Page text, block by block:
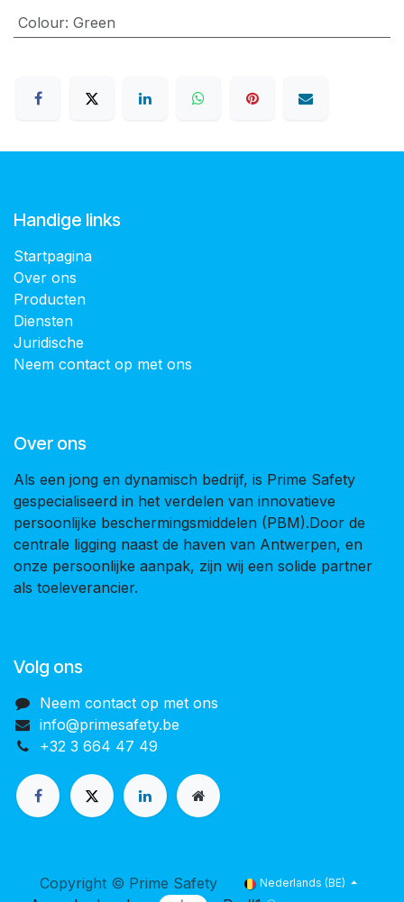
Colour: Green
Handige links
Startpagina
Over ons
Producten
Diensten
Juridische
Neem contact op met ons
Over ons
Als een jong en dynamisch bedrijf, is Prime Safety
gespecialiseerd in het verdelen van innovatieve
persoonlijke beschermingsmiddelen (PBM).Door de
centrale ligging naast de haven van Antwerpen, en
onze persoonlijke aanpak, zijn wij een solide partner
als toeleverancier.
Volg ons
Neem contact op met ons
info@primesafety.be
+32 3 664 47 49
Copyright © Prime Safety Nederlands (BE)